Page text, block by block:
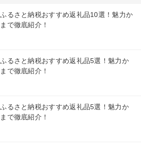
るさと納税おすすめ返礼品10選！魅力か
で徹底紹介！
るさと納税おすすめ返礼品5選！魅力か
で徹底紹介！
るさと納税おすすめ返礼品5選！魅力か
で徹底紹介！